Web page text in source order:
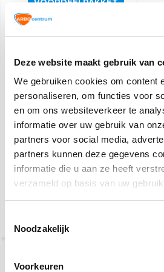
Deze website maakt gebruik van
We gebruiken cookies om content
personaliseren, om functies voor
en om ons websiteverkeer te
informatie over uw gebruik van
partners voor social media,
partners kunnen deze gegevens
informatie die u aan ze heeft
verzameld op basis van uw
Noodzakelijk
Voorkeuren
3-pack Verbanddoos
auto DIN 13164
47,7034,95
(38,10 Incl. btw)
Vandaag besteld, dinsdag